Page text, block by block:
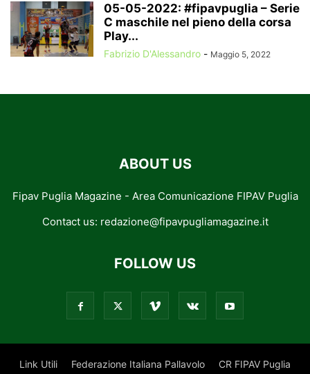
05-05-2022: #fipavpuglia – Serie
C maschile nel pieno della corsa
Play...
Fabrizio D'Alessandro - Maggio 5, 2022
ABOUT US
Fipav Puglia Magazine - Area Comunicazione FIPAV Puglia
Contact us: redazione@fipavpugliamagazine.it
FOLLOW US
Link Utili Federazione Italiana Pallavolo CR FIPAV Puglia